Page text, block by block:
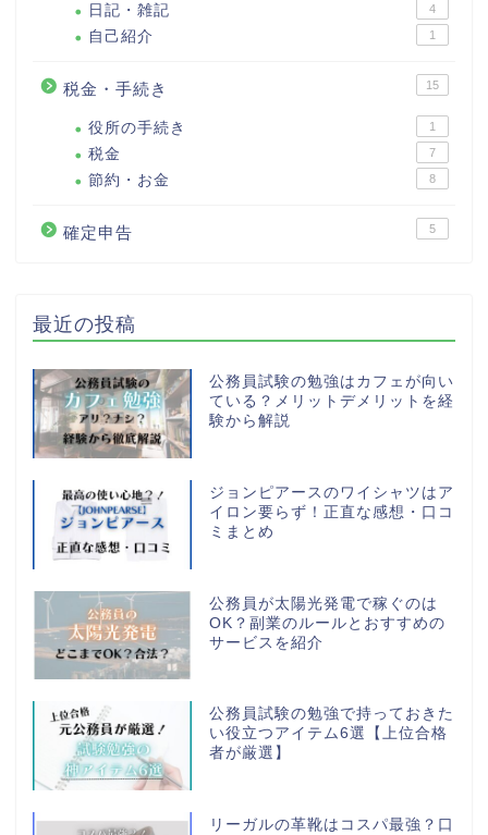
日記・雑記 4
自己紹介 1
税金・手続き 15
役所の手続き 1
税金 7
節約・お金 8
確定申告 5
最近の投稿
公務員試験の勉強はカフェが向い
ている？メリットデメリットを経
験から解説
ジョンピアースのワイシャツはア
イロン要らず！正直な感想・口コ
ミまとめ
公務員が太陽光発電で稼ぐのは
OK？副業のルールとおすすめの
サービスを紹介
公務員試験の勉強で持っておきた
い役立つアイテム6選【上位合格
者が厳選】
リーガルの革靴はコスパ最強？口